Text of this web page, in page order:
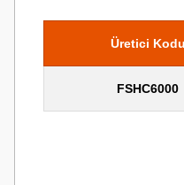
Üretici Kodu
FSHC6000